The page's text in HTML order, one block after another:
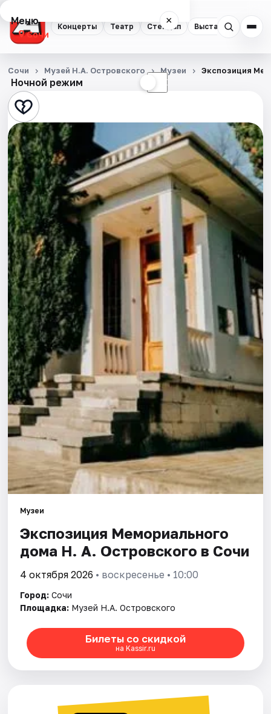
Концерты Театр Стендап Выставки
Меню ×
Сочи
Концерты
Театр
Стендап
Выставки
Квесты
Экскурсии
Спорт
События
Города
Площадки
Артисты
Рейтинги
Ночной режим ☾
Сочи Музей Н.А. Островского Музеи Экспозиция
Музеи
Экспозиция Мемориального
дома Н. А. Островского в Сочи
4 октября 2026 • воскресенье • 10:00
Город: Сочи
Площадка: Музей Н.А. Островского
Билеты со скидкой
на Kassir.ru